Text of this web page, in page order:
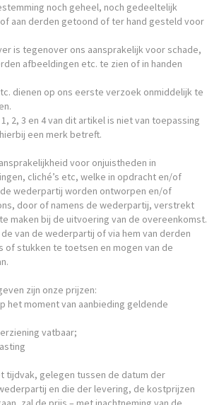
noch geheel, noch gedeeltelijk
aan derden getoond of ter hand gesteld voor
is tegenover ons aansprakelijk voor schade,
afbeeldingen etc. te zien of in handen
dienen op ons eerste verzoek onmiddelijk te
2, 3 en 4 van dit artikel is niet van toepassing
een merk betreft.
voor onjuistheden in
cliché’s etc, welke in opdracht en/of
wederpartij worden ontworpen en/of
door of namens de wederpartij, verstrekt
maken bij de uitvoering van de overeenkomst.
van de wederpartij of via hem van derden
of stukken te toetsen en mogen van de
zijn onze prijzen:
het moment van aanbieding geldende
vatbaar;
tijdvak, gelegen tussen de datum der
en die der levering, de kostprijzen